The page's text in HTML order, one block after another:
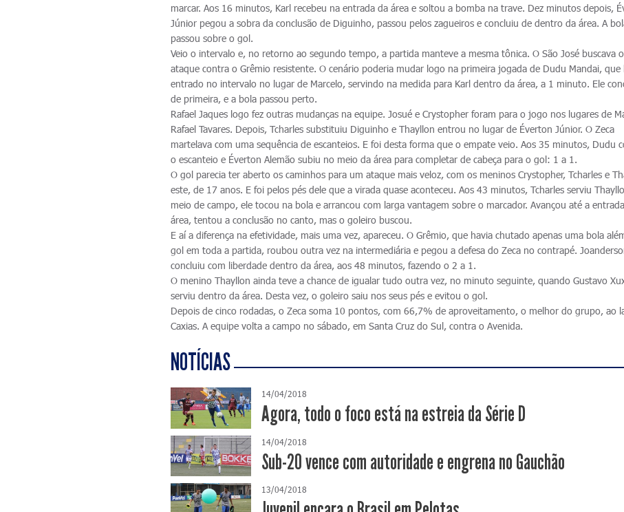
marcar. Aos 16 minutos, Karl recebeu na entrada da área e soltou a bomba na trave. Dez minutos depois,
Júnior pegou a sobra da conclusão de Diguinho, passou pelos zagueiros e concluiu de dentro da área. A
passou sobre o gol.
Veio o intervalo e, no retorno ao segundo tempo, a partida manteve a mesma tônica. O São José buscava o
ataque contra o Grêmio resistente. O cenário poderia mudar logo na primeira jogada de Dudu Mandai, que
entrado no intervalo no lugar de Marcelo, servindo na medida para Karl dentro da área, a 1 minuto. Ele
de primeira, e a bola passou perto.
Rafael Jaques logo fez outras mudanças na equipe. Josué e Crystopher foram para o jogo nos lugares de
Rafael Tavares. Depois, Tcharles substituiu Diguinho e Thayllon entrou no lugar de Éverton Júnior. O Zeca
martelava com uma sequência de escanteios. E foi desta forma que o empate veio. Aos 35 minutos, Dudu
o escanteio e Éverton Alemão subiu no meio da área para completar de cabeça para o gol: 1 a 1.
O gol parecia ter aberto os caminhos para um ataque mais veloz, com os meninos Crystopher, Tcharles e
este, de 17 anos. E foi pelos pés dele que a virada quase aconteceu. Aos 43 minutos, Tcharles serviu
meio de campo, ele tocou na bola e arrancou com larga vantagem sobre o marcador. Avançou até a
área, tentou a conclusão no canto, mas o goleiro buscou.
E aí a diferença na efetividade, mais uma vez, apareceu. O Grêmio, que havia chutado apenas uma bola
gol em toda a partida, roubou outra vez na intermediária e pegou a defesa do Zeca no contrapé.
concluiu com liberdade dentro da área, aos 48 minutos, fazendo o 2 a 1.
O menino Thayllon ainda teve a chance de igualar tudo outra vez, no minuto seguinte, quando Gustavo
serviu dentro da área. Desta vez, o goleiro saiu nos seus pés e evitou o gol.
Depois de cinco rodadas, o Zeca soma 10 pontos, com 66,7% de aproveitamento, o melhor do grupo, ao
Caxias. A equipe volta a campo no sábado, em Santa Cruz do Sul, contra o Avenida.
NOTÍCIAS
14/04/2018
Agora, todo o foco está na estreia da Série D
14/04/2018
Sub-20 vence com autoridade e engrena no Gauchão
13/04/2018